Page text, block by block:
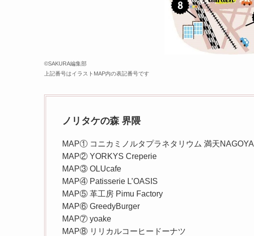
©️SAKURA編集部
上記番号はイラストMAP内の表記番号です
ノリタケの森 界隈
MAP① コニカミノルタプラネタリウム 満天NAGOYA
MAP② YORKYS Creperie
MAP③ OLUcafe
MAP④ Patisserie L’OASIS
MAP⑤ 革工房 Pimu Factory
MAP⑥ GreedyBurger
MAP⑦ yoake
MAP⑧ リリカルコーヒードーナツ